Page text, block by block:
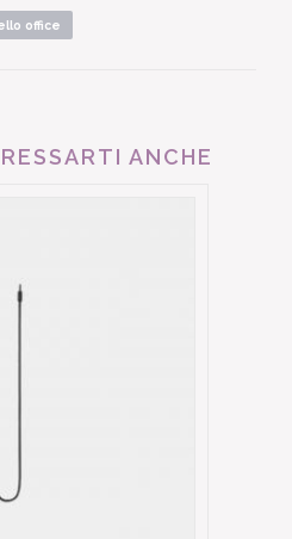
office
ANCHE